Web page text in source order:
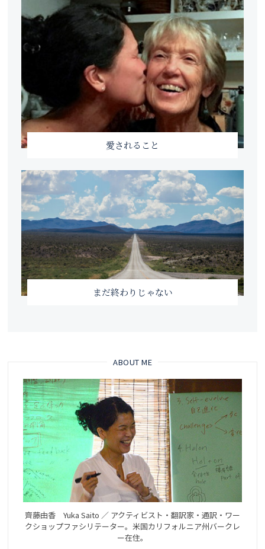
愛されること
まだ終わりじゃない
ABOUT ME
齊藤由香 Yuka Saito ／ アクティビスト・翻訳家・通訳・ワー
クショップファシリテーター。米国カリフォルニア州バークレ
ー在住。